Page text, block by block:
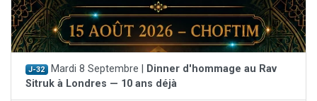
J-32 Mardi 8 Septembre |
Dinner d'hommage au Rav
Sitruk à Londres — 10 ans déjà